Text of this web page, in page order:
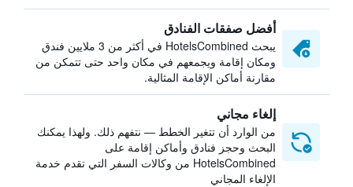
أفضل صفقات الفنادق
يبحث HotelsCombined في أكثر من 3 ملايين فندق
ومكان إقامة ويجمعهم في مكان واحد حتى تتمكن من
مقارنة أماكن الإقامة المثالية.
إلغاء مجاني
من الوارد أن تتغير الخطط — نتفهم ذلك. ولهذا يمكنك
البحث وحجز فنادق وأماكن إقامة على
HotelsCombined من وكالات السفر التي تقدم خدمة
الإلغاء المجاني